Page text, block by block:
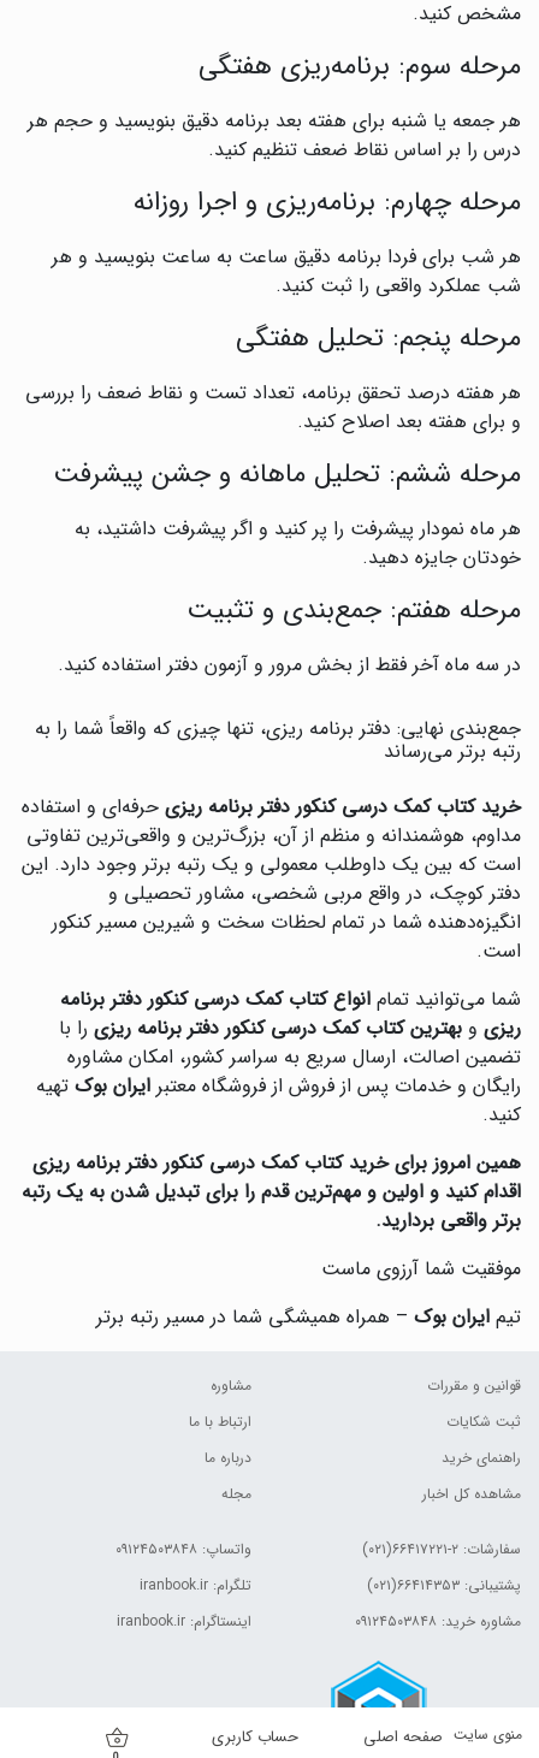
صفحه اصلی منوی سایت حساب کاربری
مشخص کنید.
مرحله سوم: برنامه‌ریزی هفتگی
هر جمعه یا شنبه برای هفته بعد برنامه دقیق بنویسید و حجم هر
درس را بر اساس نقاط ضعف تنظیم کنید.
مرحله چهارم: برنامه‌ریزی و اجرا روزانه
هر شب برای فردا برنامه دقیق ساعت به ساعت بنویسید و هر
شب عملکرد واقعی را ثبت کنید.
مرحله پنجم: تحلیل هفتگی
هر هفته درصد تحقق برنامه، تعداد تست و نقاط ضعف را بررسی
و برای هفته بعد اصلاح کنید.
مرحله ششم: تحلیل ماهانه و جشن پیشرفت
هر ماه نمودار پیشرفت را پر کنید و اگر پیشرفت داشتید، به
خودتان جایزه دهید.
مرحله هفتم: جمع‌بندی و تثبیت
در سه ماه آخر فقط از بخش مرور و آزمون دفتر استفاده کنید.
جمع‌بندی نهایی: دفتر برنامه ریزی، تنها چیزی که واقعاً شما را به
رتبه برتر می‌رساند
خرید کتاب کمک درسی کنکور دفتر برنامه ریزی حرفه‌ای و استفاده
مداوم، هوشمندانه و منظم از آن، بزرگ‌ترین و واقعی‌ترین تفاوتی
است که بین یک داوطلب معمولی و یک رتبه برتر وجود دارد. این
دفتر کوچک، در واقع مربی شخصی، مشاور تحصیلی و
انگیزه‌دهنده شما در تمام لحظات سخت و شیرین مسیر کنکور
است.
شما می‌توانید تمام انواع کتاب کمک درسی کنکور دفتر برنامه
ریزی و بهترین کتاب کمک درسی کنکور دفتر برنامه ریزی را با
تضمین اصالت، ارسال سریع به سراسر کشور، امکان مشاوره
رایگان و خدمات پس از فروش از فروشگاه معتبر ایران بوک تهیه
کنید.
همین امروز برای خرید کتاب کمک درسی کنکور دفتر برنامه ریزی
اقدام کنید و اولین و مهم‌ترین قدم را برای تبدیل شدن به یک رتبه
برتر واقعی بردارید.
موفقیت شما آرزوی ماست
تیم ایران بوک – همراه همیشگی شما در مسیر رتبه برتر
قوانین و مقررات
ثبت شکایات
راهنمای خرید
مشاهده کل اخبار
مشاوره
ارتباط با ما
درباره ما
مجله
سفارشات: ۲-۶۶۴۱۷۲۲۱(۰۲۱)
پشتیبانی: ۶۶۴۱۴۳۵۳(۰۲۱)
مشاوره خرید: ۰۹۱۲۴۵۰۳۸۴۸
واتساپ: ۰۹۱۲۴۵۰۳۸۴۸
تلگرام: iranbook.ir
اینستاگرام: iranbook.ir